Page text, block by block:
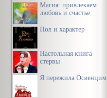
Магия: привлекаем
любовь и счастье
Пол и характер
Настольная книга
стервы
Я пережила Освенцим